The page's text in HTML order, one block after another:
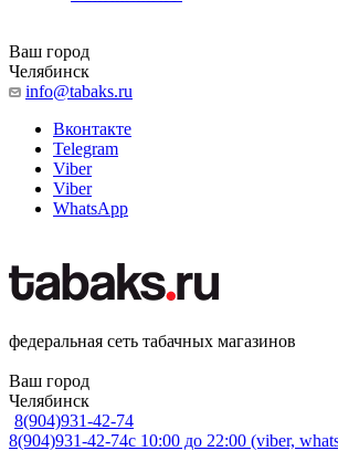
Ваш город
Челябинск
info@tabaks.ru
Вконтакте
Telegram
Viber
Viber
WhatsApp
федеральная сеть табачных магазинов
Ваш город
Челябинск
8(904)931-42-74
8(904)931-42-74с 10:00 до 22:00 (viber,